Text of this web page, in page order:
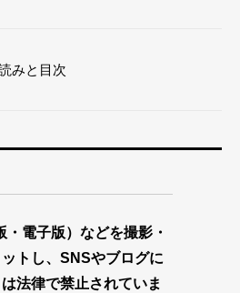
みと目次
電子版）などを撮影・
トし、SNSやブログに
法律で禁止されていま